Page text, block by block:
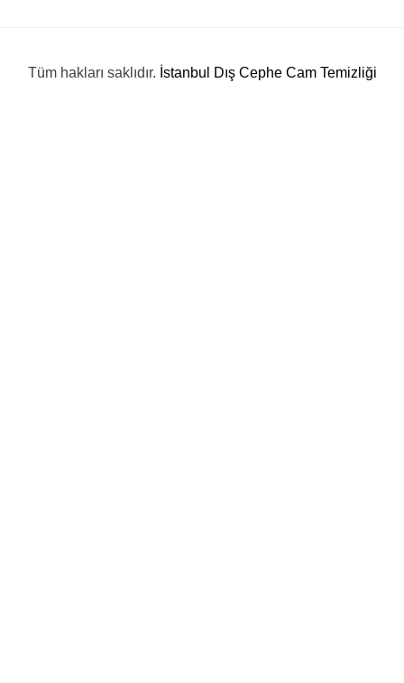
Tüm hakları saklıdır. İstanbul Dış Cephe Cam Temizliği